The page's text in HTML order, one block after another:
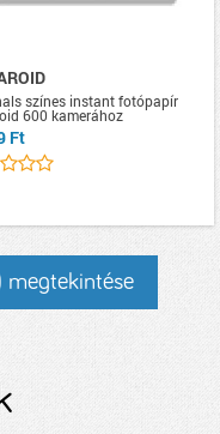
színes instant fotópapír
600 kamerához
Ft
megtekintése